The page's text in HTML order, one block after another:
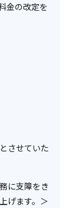
金の改定を
とさせていた
に支障をき
げます。＞